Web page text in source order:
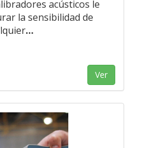
acústicos le
la sensibilidad de
…
Ver